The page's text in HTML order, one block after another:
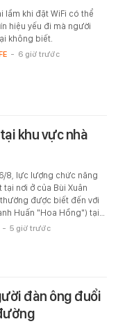
lầm khi đặt WiFi có thể
hiệu yếu đi mà người
không biết.
- 6 giờ trước
khu vực nhà
8, lực lượng chức năng
tại nơi ở của Bùi Xuân
được biết đến với
Huấn "Hoa Hồng") tại…
- 5 giờ trước
đàn ông đuổi